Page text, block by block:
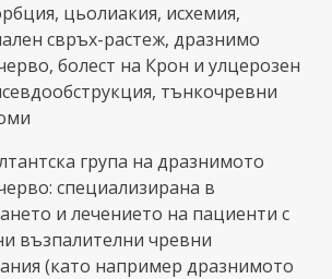
цьолиакия, исхемия,
свръх-растеж, дразнимо
болест на Крон и улцерозен
тънкочревни
група на дразнимото
специализирана в
и лечението на пациенти с
възпалителни чревни
(като например дразнимото